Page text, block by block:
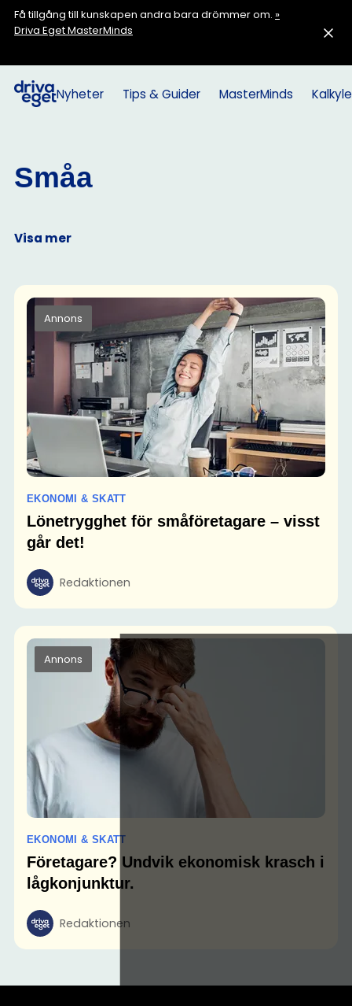
Få tillgång till kunskapen andra bara drömmer om. »
Driva Eget MasterMinds
Nyheter Tips & Guider MasterMinds
Småa
Visa mer
Annons
EKONOMI & SKATT
Lönetrygghet för småföretagare – visst
går det!
Redaktionen
Annons
EKONOMI & SKATT
Företagare? Undvik ekonomisk krasch i
lågkonjunktur.
Redaktionen